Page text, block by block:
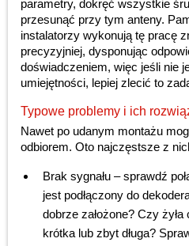
parametry, dokręć wszystkie
przesunąć przy tym anteny.
instalatorzy wykonują tę pracę
precyzyjniej, dysponując
doświadczeniem, więc jeśli nie
umiejętności, lepiej zlecić to
Typowe problemy i ich
Nawet po udanym montażu
odbiorem. Oto najczęstsze z
Brak sygnału – sprawdź
jest podłączony do
dobrze założone? Czy
krótka lub zbyt długa?